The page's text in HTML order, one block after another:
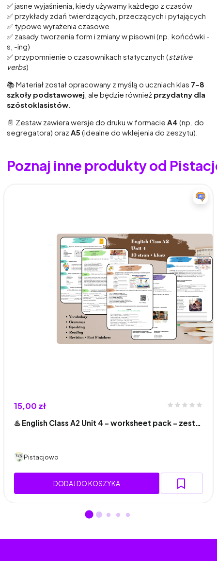
✅ jasne wyjaśnienia, kiedy używamy każdego z czasów
✅ przykłady zdań twierdzących, przeczących i pytających
✅ typowe wyrażenia czasowe
✅ zasady tworzenia form i zmiany w pisowni (np. końcówki -
s, -ing)
✅ przypomnienie o czasownikach statycznych (stative
verbs)
📚 Materiał został opracowany z myślą o uczniach klas 7–8
szkoły podstawowej , ale będzie również przydatny dla
szóstoklasistów
📄 Zestaw zawiera wersje do druku w formacie A4 (np. do
segregatora) oraz A5 (idealne do wklejenia do zeszytu).
Poznaj inne produkty od
15,00 zł
♨️ English Class A2 Unit 4 - worksheet pack - zest…
Pistacjowo
DODAJ DO KOSZYKA